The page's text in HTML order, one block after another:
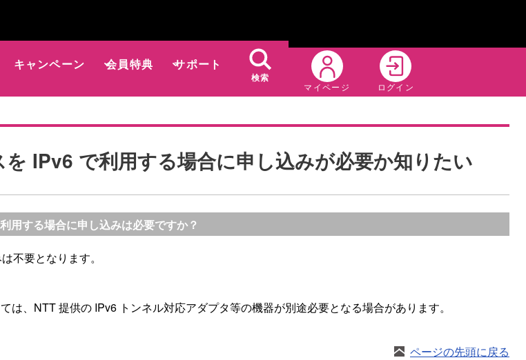
キャンペーン 会員特典 サポート
検索
マイページ ログイン
IPv6 で利用する場合に申し込みが必要か知りたい
用する場合に申し込みは必要ですか？
不要となります。
は、NTT 提供の IPv6 トンネル対応アダプタ等の機器が別途必要となる場合があります。
ページの先頭に戻る